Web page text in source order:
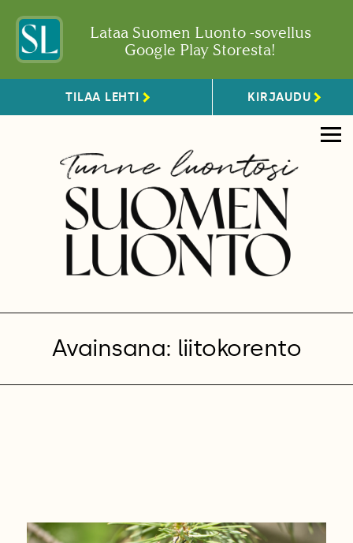
Lataa Suomen Luonto -sovellus
Google Play Storesta!
TILAA LEHTI KIRJAUDU
Avainsana: liitokorento